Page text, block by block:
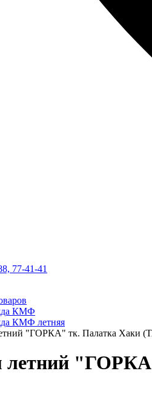
77-41-41
КМФ
КМФ летняя
"ГОРКА" тк. Палатка Хаки
летний